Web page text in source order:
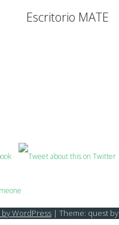
Escritorio MATE
WordPress | Theme: quest by